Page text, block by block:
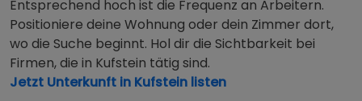
Entsprechend hoch ist die Frequenz an Arbeitern.
Positioniere deine Wohnung oder dein Zimmer dort,
wo die Suche beginnt. Hol dir die Sichtbarkeit bei
Firmen, die in Kufstein tätig sind.
Jetzt Unterkunft in Kufstein listen